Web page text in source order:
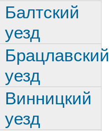
Балтский
уезд
Брацлавский
уезд
Винницкий
уезд